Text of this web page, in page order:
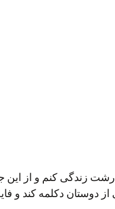
بابت سایت خوبتان. افتخار داشتم که در
از دوستان دکلمه کند